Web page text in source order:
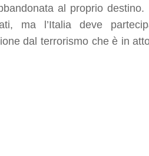
al proprio destino.
ma l’Italia deve
dal terrorismo che è in